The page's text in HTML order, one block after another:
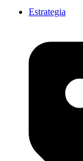
Estrategia